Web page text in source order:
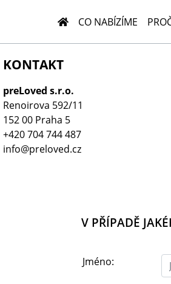
CO NABÍZÍME
KONTAKT
preLoved s.r.o.
Renoirova 592/11
152 00 Praha 5
+420 704 744 487
info@preloved.cz
V PŘÍPADĚ
Jméno: